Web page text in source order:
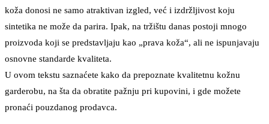
koža donosi ne samo atraktivan izgled, već i izdržljivost koju
sintetika ne može da parira. Ipak, na tržištu danas postoji mnogo
proizvoda koji se predstavljaju kao „prava koža“, ali ne ispunjavaju
osnovne standarde kvaliteta.
U ovom tekstu saznaćete kako da prepoznate kvalitetnu kožnu
garderobu, na šta da obratite pažnju pri kupovini, i gde možete
pronaći pouzdanog prodavca.